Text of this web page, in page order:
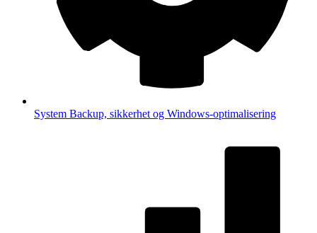
System Backup, sikkerhet og Windows-optimalisering